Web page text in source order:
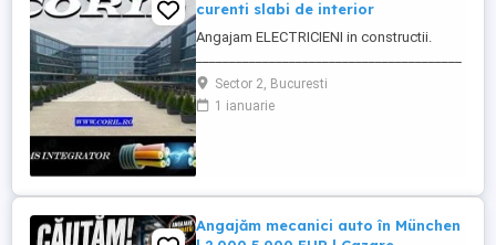
curenti slabi de interior
Angajam ELECTRICIENI in constructii.
Daca sti ca ai calificare si experienta in
executia si punerea in functiune de
instalatii electrice de joasa tensiune; Ai
Sector 2, Bucuresti
1 ianuarie
Angajăm mecanici auto în München